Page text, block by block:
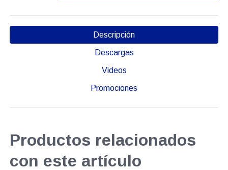
Descripción
Descargas
Videos
Promociones
Productos relacionados
con este artículo